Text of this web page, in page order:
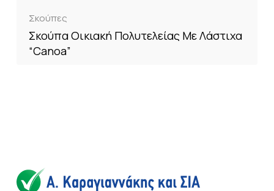
Σκούπες
Σκούπα Οικιακή Πολυτελείας Με Λάστιχα
“Canoa”